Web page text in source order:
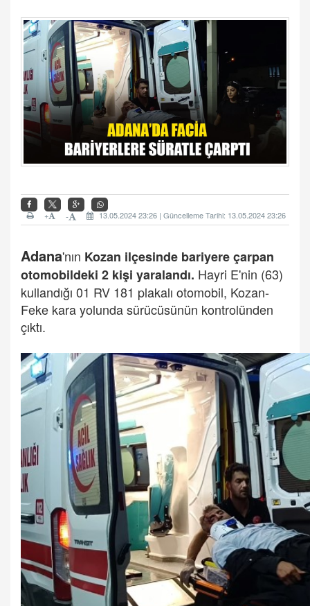
13.05.2024 23:26 | Güncelleme Tarihi: 13.05.2024 23:26
-
+
Adana'nın Kozan ilçesinde bariyere çarpan
otomobildeki 2 kişi yaralandı. Hayri E'nin (63)
kullandığı 01 RV 181 plakalı otomobil, Kozan-
Feke kara yolunda sürücüsünün kontrolünden
çıktı.